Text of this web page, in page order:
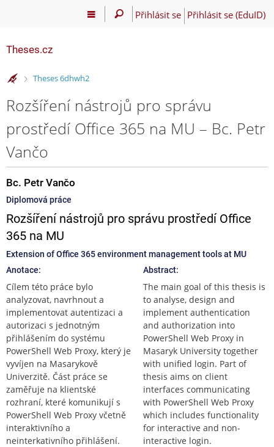
Přihlásit se Přihlásit se (EduID)
Theses.cz
>
Theses 6dhwh2
Rozšíření nástrojů pro správu
prostředí Office 365 na MU – Bc. Petr
Vančo
Bc. Petr Vančo
Diplomová práce
Rozšíření nástrojů pro správu prostředí Office
365 na MU
Extension of Office 365 environment management tools at MU
Anotace:
Cílem této práce bylo
analyzovat, navrhnout a
implementovat autentizaci a
autorizaci s jednotným
přihlášením do systému
PowerShell Web Proxy, který je
vyvíjen na Masarykově
Univerzitě. Část práce se
zaměřuje na klientské
rozhraní, které komunikují s
PowerShell Web Proxy včetně
interaktivního a
neinterkativního přihlášení.
Abstract:
The main goal of this thesis is
to analyse, design and
implement authentication
and authorization into
PowerShell Web Proxy in
Masaryk University together
with unified login. Part of
thesis aims on client
interfaces communicating
with PowerShell Web Proxy
which includes functionality
for interactive and non-
interactive login.